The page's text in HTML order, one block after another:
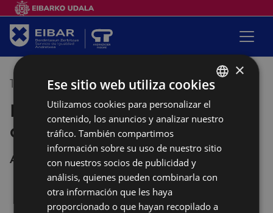
11/03/2021 10:00- 12:00
Empalabramiento: clases de
castellano
Andretxea
BASQUE
SPANISH
×
Ese sitio web utiliza cookies
Utilizamos cookies para personalizar el
contenido, los anuncios y analizar nuestro
tráfico. También compartimos
información sobre su uso de nuestro sitio
con nuestros socios de publicidad y
análisis, quienes pueden combinarla con
otra información que les haya
proporcionado o que hayan recopilado a